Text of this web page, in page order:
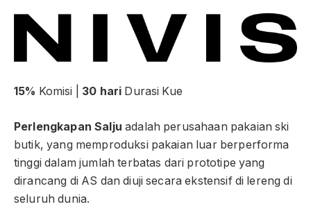
15% Komisi | 30 hari Durasi Kue
Perlengkapan Salju adalah perusahaan pakaian ski
butik, yang memproduksi pakaian luar berperforma
tinggi dalam jumlah terbatas dari prototipe yang
dirancang di AS dan diuji secara ekstensif di lereng di
seluruh dunia.